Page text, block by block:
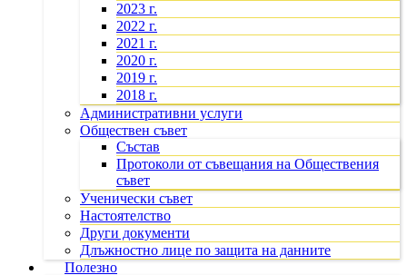
2023 г.
2022 г.
2021 г.
2020 г.
2019 г.
2018 г.
Административни услуги
Обществен съвет
Състав
Протоколи от съвещания на Обществения
съвет
Ученически съвет
Настоятелство
Други документи
Длъжностно лице по защита на данните
Полезно